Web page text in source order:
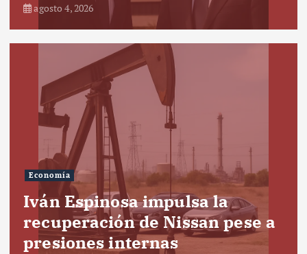
agosto 4, 2026
Economía
Iván Espinosa impulsa la
recuperación de Nissan pese a
presiones internas